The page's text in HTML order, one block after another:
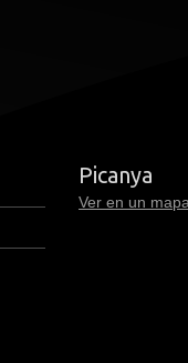
premium
Picanya
Ver en un